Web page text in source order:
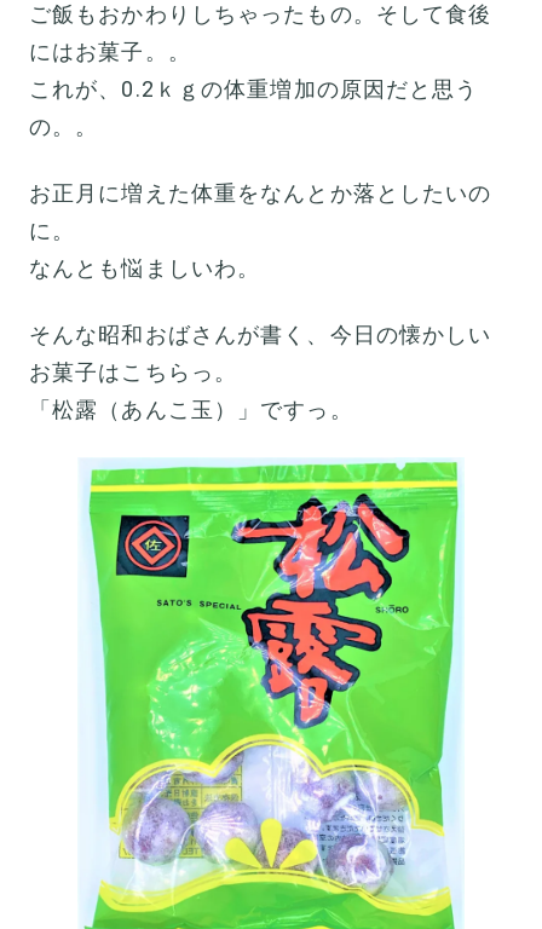
ご飯もおかわりしちゃったもの。そして食後
にはお菓子。。
これが、0.2ｋｇの体重増加の原因だと思う
の。。
お正月に増えた体重をなんとか落としたいの
に。
なんとも悩ましいわ。
そんな昭和おばさんが書く、今日の懐かしい
お菓子はこちらっ。
「松露（あんこ玉）」ですっ。